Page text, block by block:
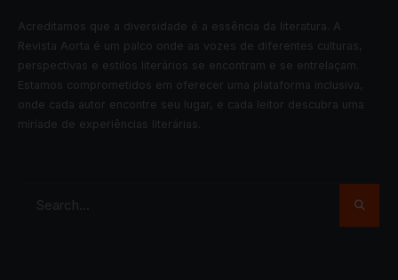
Acreditamos que a diversidade é a essência da literatura. A
Revista Aorta é um palco onde as vozes de diferentes culturas,
perspectivas e estilos literários se encontram e se entrelaçam.
Estamos comprometidos em oferecer uma plataforma inclusiva,
onde cada autor encontre seu lugar, e cada leitor descubra uma
miríade de experiências literárias.